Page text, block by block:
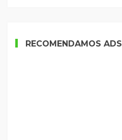
RECOMENDAMOS ADS